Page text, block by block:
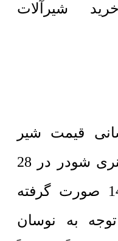
شیرآلات
قیمت شیر
مدل آتلانتیک فنری شودر در 28
اردیبهشت 1405 صورت گرفته
به نوسان